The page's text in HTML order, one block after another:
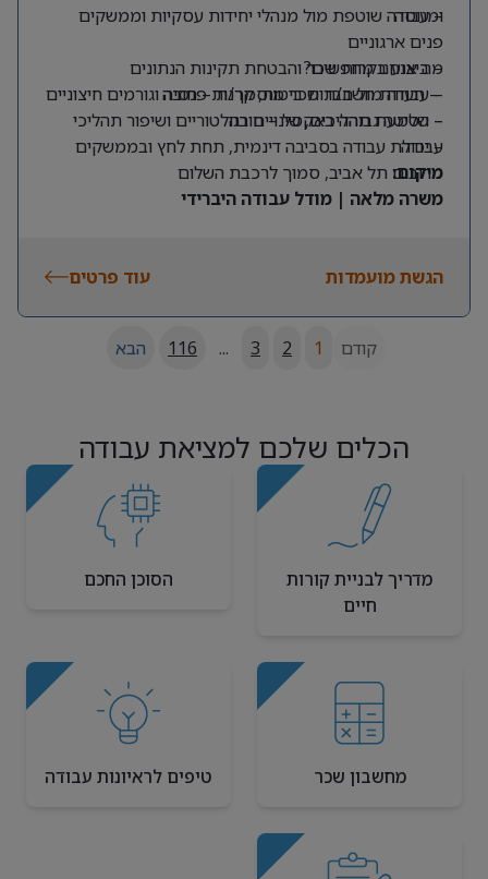
ומנוסה
– עבודה שוטפת מול מנהלי יחידות עסקיות וממשקים
פנים ארגוניים
– ביצוע בקרות שכר והבטחת תקינות הנתונים
– עבודה מול חברות ביטוח, קרנות פנסיה וגורמים חיצוניים
– הטמעת תהליכים, שינויים רגולטוריים ושיפור תהליכי
עבודה
מה אנחנו מחפשים?
– תעודת חשב/ת שכר מוסמך/ת – חובה
– שליטה גבוהה באקסל – חובה
– יכולת עבודה בסביבה דינמית, תחת לחץ ובממשקים
מרובים
מיקום: תל אביב, סמוך לרכבת השלום
משרה מלאה | מודל עבודה היברידי
הגשת מועמדות עוד פרטים
קודם 1
2
3
...
116 הבא
הכלים שלכם למציאת עבודה
מדריך לבניית קורות
חיים
הסוכן החכם
מחשבון שכר טיפים לראיונות עבודה